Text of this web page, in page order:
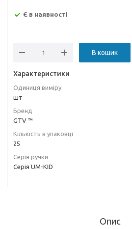
Є в наявності
В кошик
Характеристики
Одиниця виміру
шт
Бренд
GTV ™
Кількість в упаковці
25
Серія ручки
Серія UM-KID
Опис